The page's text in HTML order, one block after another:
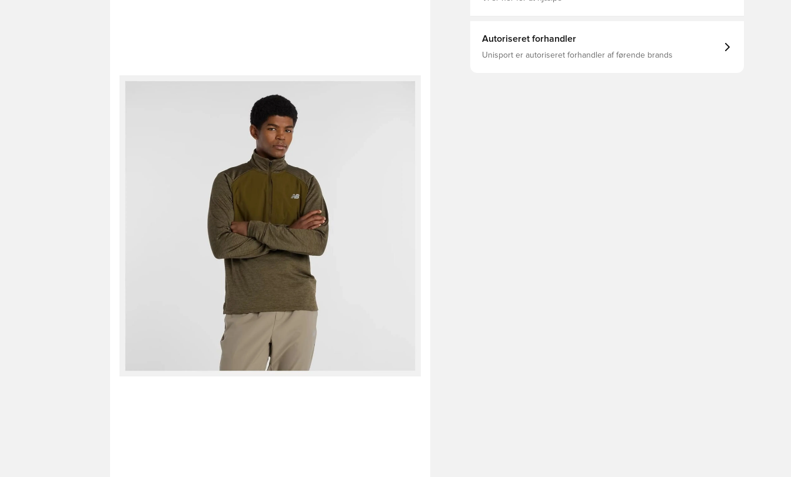
Autoriseret forhandler
Unisport er autoriseret forhandler af førende brands